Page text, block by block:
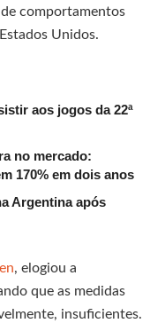
comportamentos
Unidos.
aos jogos da 22ª
no mercado:
170% em dois anos
Argentina após
, elogiou a
que as medidas
insuficientes.